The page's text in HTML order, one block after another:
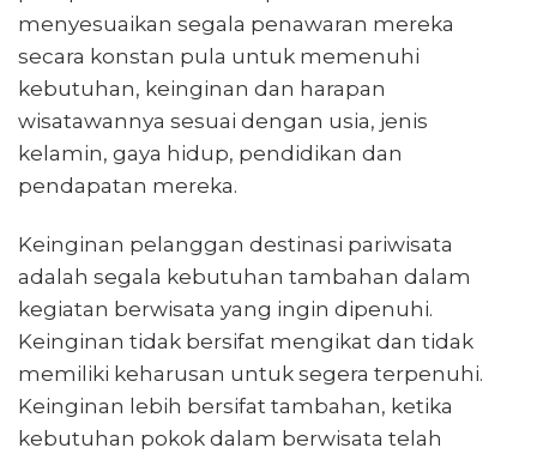
menyesuaikan segala penawaran mereka
secara konstan pula untuk memenuhi
kebutuhan, keinginan dan harapan
wisatawannya sesuai dengan usia, jenis
kelamin, gaya hidup, pendidikan dan
pendapatan mereka.
Keinginan pelanggan destinasi pariwisata
adalah segala kebutuhan tambahan dalam
kegiatan berwisata yang ingin dipenuhi.
Keinginan tidak bersifat mengikat dan tidak
memiliki keharusan untuk segera terpenuhi.
Keinginan lebih bersifat tambahan, ketika
kebutuhan pokok dalam berwisata telah